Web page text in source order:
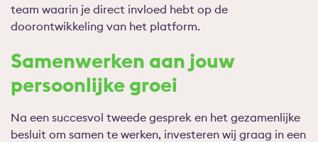
team waarin je direct invloed hebt op de
doorontwikkeling van het platform.
Samenwerken aan jouw
persoonlijke groei
Na een succesvol tweede gesprek en het gezamenlijke
besluit om samen te werken, investeren wij graag in een